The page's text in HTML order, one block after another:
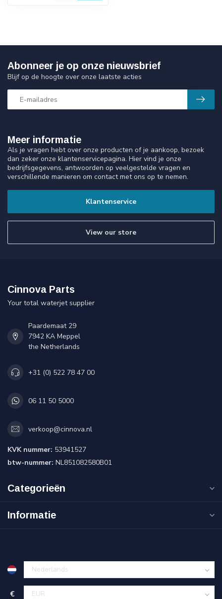
Meer informatie
Als je vragen hebt over onze producten of je aankoop, bezoek
dan zeker onze klantenservicepagina. Hier vind je onze
bedrijfsgegevens, antwoorden op veelgestelde vragen en
verschillende manieren om contact met ons op te nemen.
Klantenservice
View our store
Abonneer je op onze nieuwsbrief
Blijf op de hoogte over onze laatste acties
Cinnova Parts
Your total waterjet supplier
Paardemaat 29
7942 KA Meppel
the Netherlands
+31 (0) 522 78 47 00
06 11 50 5000
verkoop@cinnova.nl
KVK nummer: 53941527
btw-nummer: NL851082580B01
Categorieën
Informatie
€